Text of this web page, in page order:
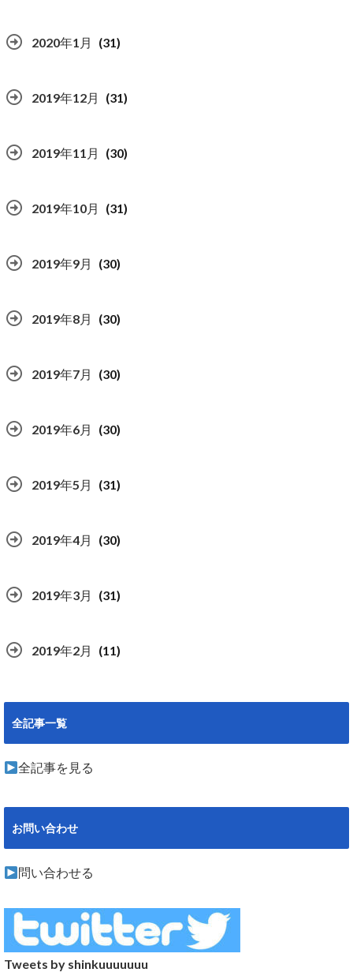
2020年1月 (31)
2019年12月 (31)
2019年11月 (30)
2019年10月 (31)
2019年9月 (30)
2019年8月 (30)
2019年7月 (30)
2019年6月 (30)
2019年5月 (31)
2019年4月 (30)
2019年3月 (31)
2019年2月 (11)
全記事一覧
全記事を見る
お問い合わせ
問い合わせる
Tweets by shinkuuuuuuu